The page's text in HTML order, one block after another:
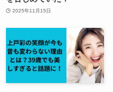
2025年11月15日